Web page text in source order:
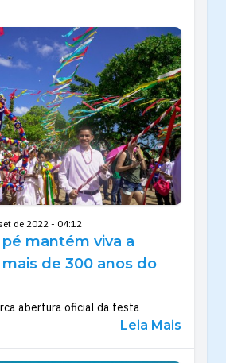
de 2022 - 04:12
mantém viva a
de 300 anos do
abertura oficial da festa
Leia Mais